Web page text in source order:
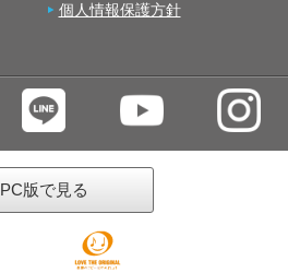
個人情報保護方針
PC版で見る